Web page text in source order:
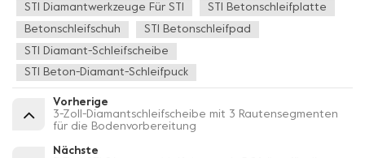
STI Diamantwerkzeuge Für STI STI Betonschleifplatte
Betonschleifschuh STI Betonschleifpad
STI Diamant-Schleifscheibe
STI Beton-Diamant-Schleifpuck
Vorherige
3-Zoll-Diamantschleifscheibe mit 3 Rautensegmenten
für die Bodenvorbereitung
Nächste